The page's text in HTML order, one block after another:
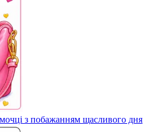
з побажанням щасливого дня